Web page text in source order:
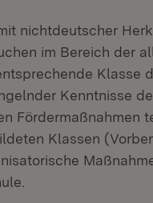
nichtdeutscher
im Bereich der
Klasse
Kenntnisse
Fördermaßnahmen
Klassen